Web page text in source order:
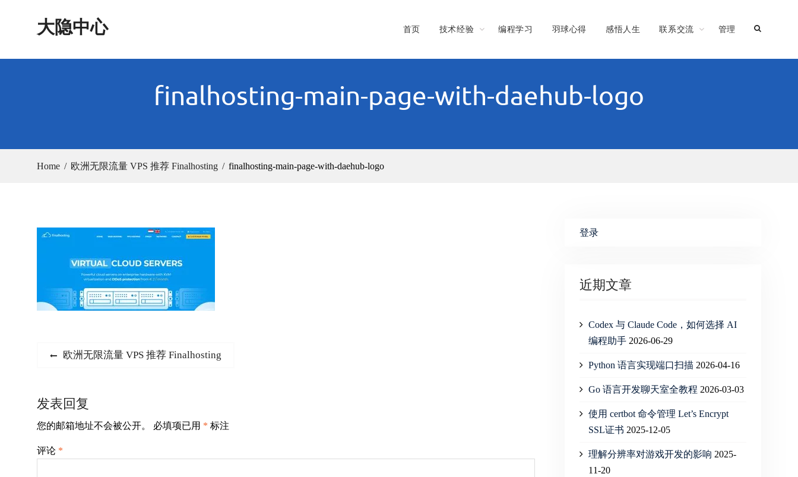
大隐中心 首页 技术经验 编程学习 羽球心得 感悟人生 联系交流 管理
finalhosting-main-page-with-daehub-logo
Home 欧洲无限流量 VPS 推荐 Finalhosting finalhosting-main-page-with-daehub-logo
文
导
航
Previous
欧洲无限流量 VPS 推荐 Finalhosting
发表回复
您的邮箱地址不会被公开。 必填项已用 * 标注
评论 *
登录
近期文章
Codex 与 Claude Code，如何选择 AI
编程助手 2026-06-29
Python 语言实现端口扫描 2026-04-16
Go 语言开发聊天室全教程 2026-03-03
使用 certbot 命令管理 Let’s Encrypt
SSL证书 2025-12-05
理解分辨率对游戏开发的影响 2025-
11-20